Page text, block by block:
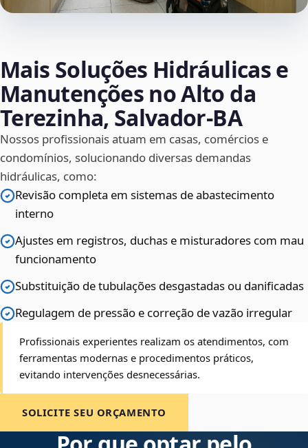
Mais Soluções Hidráulicas e
Manutenções no Alto da
Terezinha, Salvador‑BA
Nossos profissionais atuam em casas, comércios e
condomínios, solucionando diversas demandas
hidráulicas, como:
Revisão completa em sistemas de abastecimento
interno
Ajustes em registros, duchas e misturadores com mau
funcionamento
Substituição de tubulações desgastadas ou danificadas
Regulagem de pressão e correção de vazão irregular
Profissionais experientes realizam os atendimentos, com
ferramentas modernas e procedimentos práticos,
evitando intervenções desnecessárias.
SOLICITE SEU ORÇAMENTO